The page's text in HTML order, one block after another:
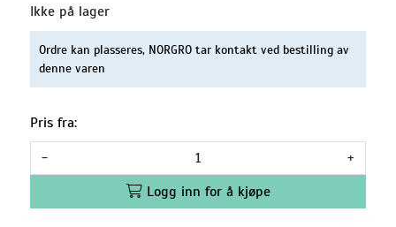
Ikke på lager
Ordre kan plasseres, NORGRO tar kontakt ved bestilling av
denne varen
Pris fra:
-
+
Logg inn for å kjøpe